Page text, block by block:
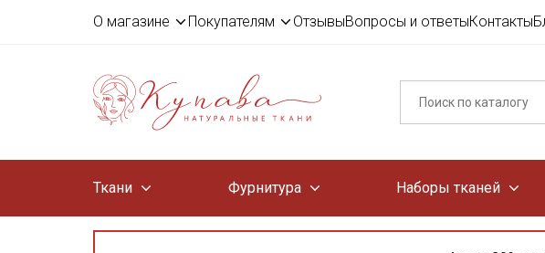
О магазине Покупателям ОтзывыВопросы и ответыКонтакты
Ткани Фурнитура Наборы тканей